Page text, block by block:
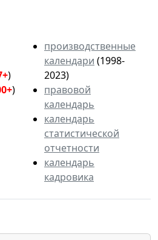
)
)
производственные
календари (1998-
2023)
правовой
календарь
календарь
статистической
отчетности
календарь
кадровика